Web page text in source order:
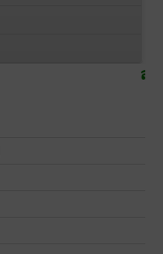
สหกรณ์เครดิต